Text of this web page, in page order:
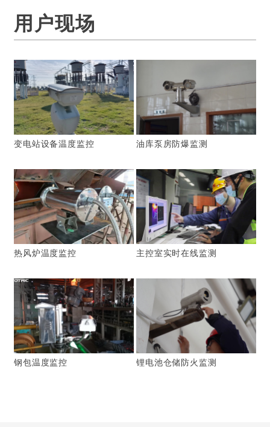
用户现场
变电站设备温度监控 油库泵房防爆监测
热风炉温度监控 主控室实时在线监测
钢包温度监控 锂电池仓储防火监测